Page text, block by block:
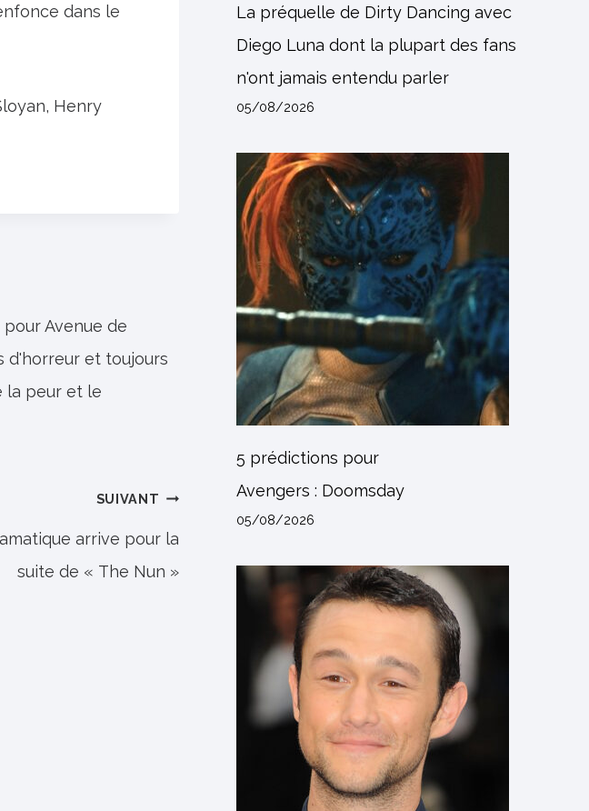
dans le
Henry
Avenue de
d'horreur et toujours
la peur et le
SUIVANT
arrive pour la
suite de « The Nun »
La préquelle de Dirty Dancing avec
Diego Luna dont la plupart des fans
n'ont jamais entendu parler
05/08/2026
5 prédictions pour
Avengers : Doomsday
05/08/2026